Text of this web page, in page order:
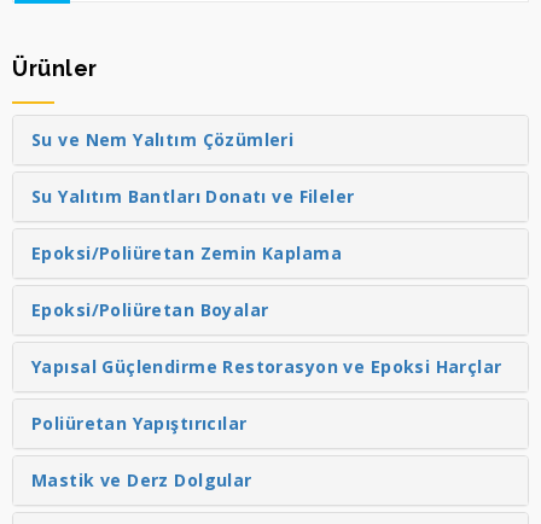
Ürünler
Su ve Nem Yalıtım Çözümleri
Su Yalıtım Bantları Donatı ve Fileler
Epoksi/Poliüretan Zemin Kaplama
Epoksi/Poliüretan Boyalar
Yapısal Güçlendirme Restorasyon ve Epoksi Harçlar
Poliüretan Yapıştırıcılar
Mastik ve Derz Dolgular